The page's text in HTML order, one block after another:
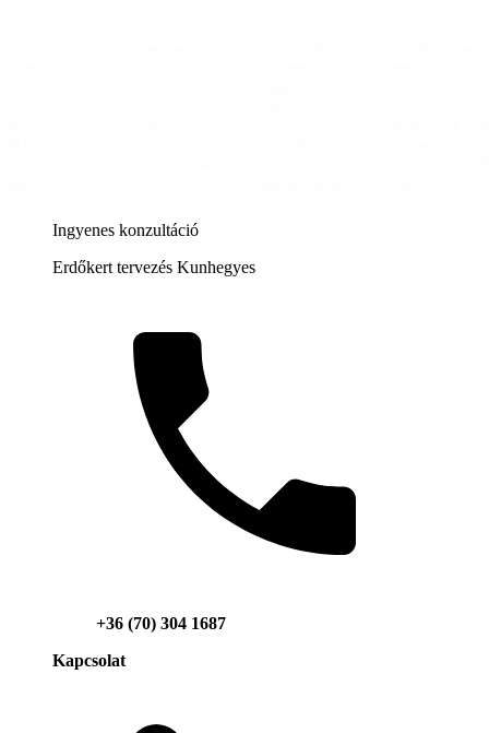
Ingyenes konzultáció
Erdőkert tervezés Kunhegyes
+36 (70) 304 1687
Kapcsolat